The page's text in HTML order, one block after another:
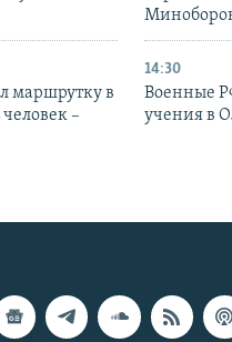
маршрутку в
–
14:30
Военные
учения в